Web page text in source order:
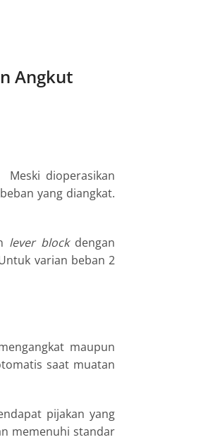
Angkut
Meski dioperasikan
yang diangkat.
lever blockdengan
varian beban 2
maupun
saat muatan
pijakan yang
memenuhi standar